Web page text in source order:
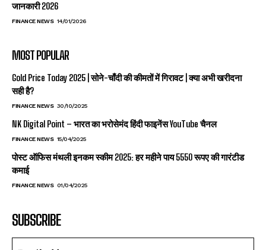
जानकारी 2026
FINANCE NEWS 14/01/2026
MOST POPULAR
Gold Price Today 2025 | सोने-चाँदी की कीमतों में गिरावट | क्या अभी खरीदना
सही है?
FINANCE NEWS 30/10/2025
NK Digital Point – भारत का भरोसेमंद हिंदी फाइनेंस YouTube चैनल
FINANCE NEWS 15/04/2025
पोस्ट ऑफिस मंथली इनकम स्कीम 2025: हर महीने पाय 5550 रूपए की गारंटीड
कमाई
FINANCE NEWS 01/04/2025
SUBSCRIBE